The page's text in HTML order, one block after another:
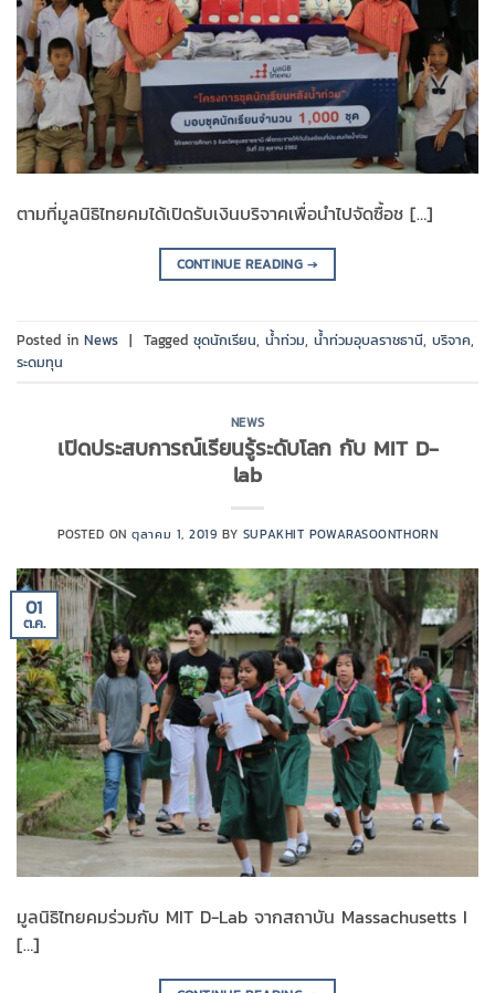
ตามที่มูลนิธิไทยคมได้เปิดรับเงินบริจาคเพื่อนำไปจัดซื้อช […]
CONTINUE READING→
Posted in News | Tagged ชุดนักเรียน, น้ำท่วม, น้ำท่วมอุบลราชธานี, บริจาค,
ระดมทุน
NEWS
เปิดประสบการณ์เรียนรู้ระดับโลก กับ MIT D-
lab
POSTED ONตุลาคม 1, 2019 BY SUPAKHIT POWARASOONTHORN
01
ต.ค.
มูลนิธิไทยคมร่วมกับ MIT D-Lab จากสถาบัน Massachusetts I
[…]